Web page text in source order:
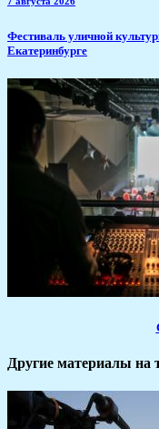
​Фестиваль уличной
Екатеринбурге
Другие материалы на